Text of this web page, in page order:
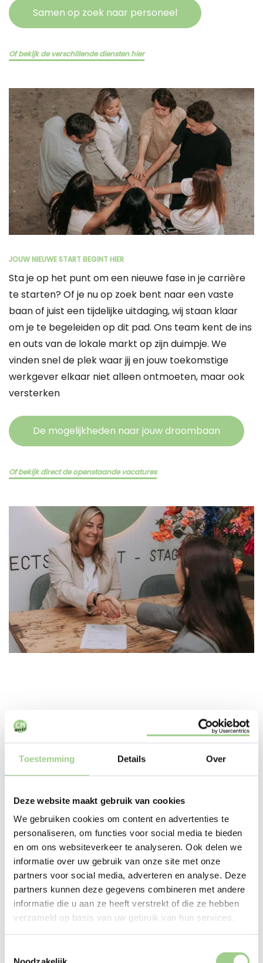
Toestemming Details Over
Deze website maakt gebruik van cookies
We gebruiken cookies om content en advertenties te
personaliseren, om functies voor social media te bieden
en om ons websiteverkeer te analyseren. Ook delen we
informatie over uw gebruik van onze site met onze
partners voor social media, adverteren en analyse. Deze
partners kunnen deze gegevens combineren met andere
informatie die u aan ze heeft verstrekt of die ze hebben
verzameld op basis van uw gebruik van hun services.
Samen op zoek naar personeel
Of bekijk de verschillende diensten hier
JOUW NIEUWE START BEGINT HIER
Sta je op het punt om een nieuwe fase in je carrière
te starten? Of je nu op zoek bent naar een vaste
baan of juist een tijdelijke uitdaging, wij staan klaar
om je te begeleiden op dit pad. Ons team kent de ins
en outs van de lokale markt op zijn duimpje. We
vinden snel de plek waar jij en jouw toekomstige
werkgever elkaar niet alleen ontmoeten, maar ook
versterken
De mogelijkheden naar jouw droombaan
Of bekijk direct de openstaande vacatures
In deze branches zijn we
actief
Techniek
Logistiek